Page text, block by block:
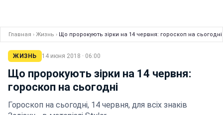
Главная › Жизнь › Що пророкують зірки на 14 червня: гороскоп на сьогодні
ЖИЗНЬ 14 июня 2018 · 06:00
Що пророкують зірки на 14 червня:
гороскоп на сьогодні
Гороскоп на сьогодні, 14 червня, для всіх знаків